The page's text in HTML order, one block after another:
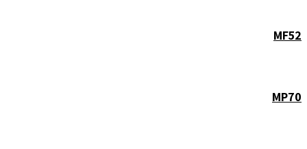
MF52
MP70